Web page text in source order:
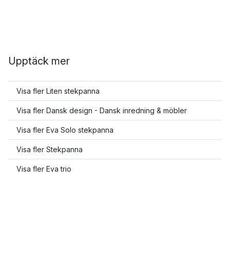
Upptäck mer
Visa fler Liten stekpanna
Visa fler Dansk design - Dansk inredning & möbler
Visa fler Eva Solo stekpanna
Visa fler Stekpanna
Visa fler Eva trio